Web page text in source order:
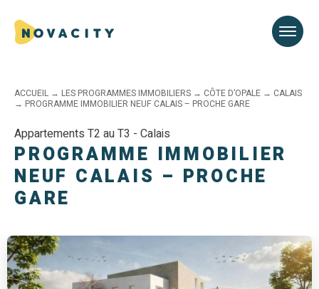
ACCUEIL → LES PROGRAMMES IMMOBILIERS → CÔTE D’OPALE → CALAIS
→ PROGRAMME IMMOBILIER NEUF CALAIS – PROCHE GARE
Appartements T2 au T3 - Calais
PROGRAMME IMMOBILIER
NEUF CALAIS – PROCHE
GARE